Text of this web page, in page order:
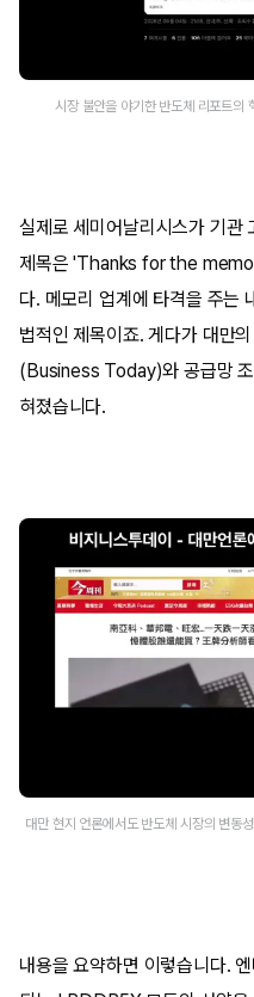
시장 불안을 야기한 반도체 리포트의
실제로 세미어날리시스가 기관
제목은 'Thanks for the
다. 메모리 업계에 타격을 주는
법적인 제목이죠. 게다가 대만
(Business Today)와 공급망
혀졌습니다.
대만 현지 언론에서도 반도체 시장의 변동
내용을 요약하면 이렇습니다.